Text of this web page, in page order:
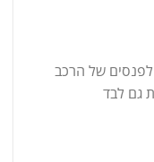
של הרכב
גם לבד